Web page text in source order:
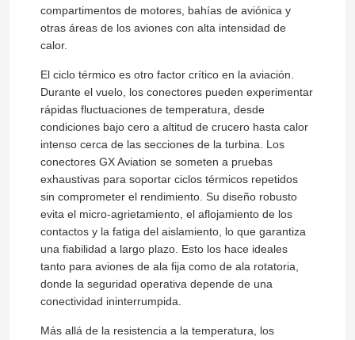
compartimentos de motores, bahías de aviónica y
otras áreas de los aviones con alta intensidad de
calor.
El ciclo térmico es otro factor crítico en la aviación.
Durante el vuelo, los conectores pueden experimentar
rápidas fluctuaciones de temperatura, desde
condiciones bajo cero a altitud de crucero hasta calor
intenso cerca de las secciones de la turbina. Los
conectores GX Aviation se someten a pruebas
exhaustivas para soportar ciclos térmicos repetidos
sin comprometer el rendimiento. Su diseño robusto
evita el micro-agrietamiento, el aflojamiento de los
contactos y la fatiga del aislamiento, lo que garantiza
una fiabilidad a largo plazo. Esto los hace ideales
tanto para aviones de ala fija como de ala rotatoria,
donde la seguridad operativa depende de una
conectividad ininterrumpida.
Más allá de la resistencia a la temperatura, los